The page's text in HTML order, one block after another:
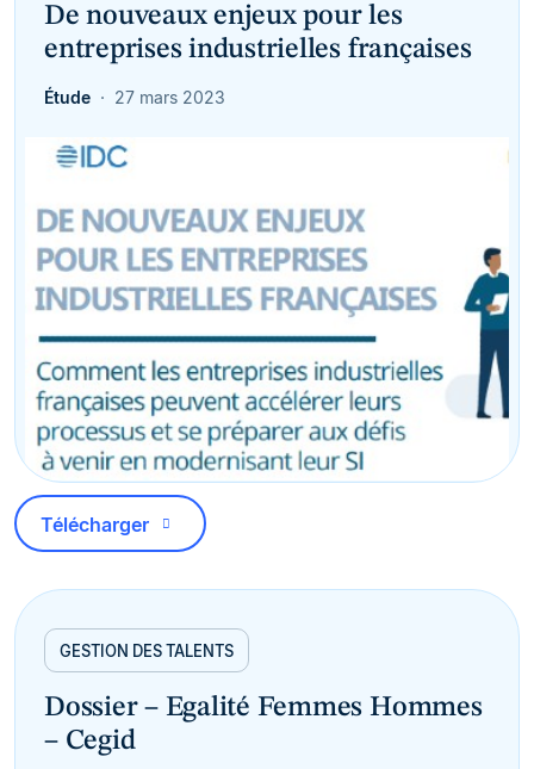
De nouveaux enjeux pour les
entreprises industrielles françaises
Étude 27 mars 2023
Télécharger
GESTION DES TALENTS
Dossier – Egalité Femmes Hommes
– Cegid